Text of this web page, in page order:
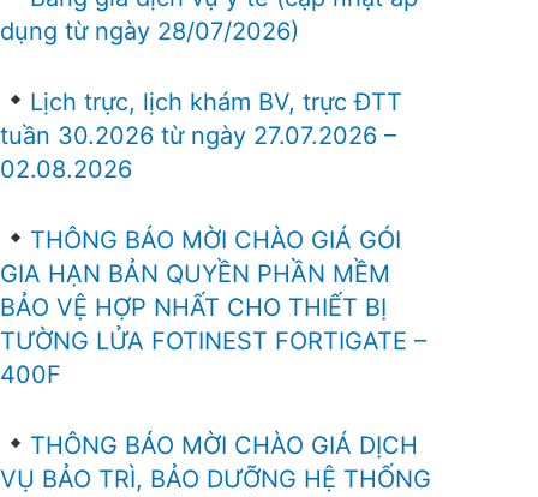
dụng từ ngày 28/07/2026)
Lịch trực, lịch khám BV, trực ĐTT
tuần 30.2026 từ ngày 27.07.2026 –
02.08.2026
THÔNG BÁO MỜI CHÀO GIÁ GÓI
GIA HẠN BẢN QUYỀN PHẦN MỀM
BẢO VỆ HỢP NHẤT CHO THIẾT BỊ
TƯỜNG LỬA FOTINEST FORTIGATE –
400F
THÔNG BÁO MỜI CHÀO GIÁ DỊCH
VỤ BẢO TRÌ, BẢO DƯỠNG HỆ THỐNG